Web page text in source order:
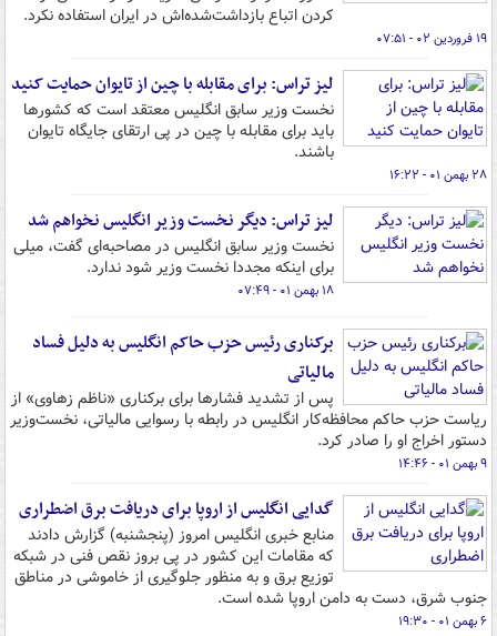
کردن اتباع بازداشت‌شده‌اش در ایران استفاده نکرد.
۱۹ فروردین ۰۲ - ۰۷:۵۱
لیز تراس: برای مقابله با چین از تایوان حمایت کنید
نخست وزیر سابق انگلیس معتقد است که کشورها
باید برای مقابله با چین در پی ارتقای جایگاه تایوان
باشند.
۲۸ بهمن ۰۱ - ۱۶:۲۲
لیز تراس: دیگر نخست وزیر انگلیس نخواهم شد
نخست وزیر سابق انگلیس در مصاحبه‌ای گفت، میلی
برای اینکه مجددا نخست وزیر شود ندارد.
۱۸ بهمن ۰۱ - ۰۷:۴۹
برکناری رئیس حزب حاکم انگلیس به دلیل فساد
مالیاتی
پس از تشدید فشارها برای برکناری «ناظم زهاوی» از
ریاست حزب حاکم محافظه‌کار انگلیس در رابطه با رسوایی مالیاتی، نخست‌وزیر
دستور اخراج او را صادر کرد.
۹ بهمن ۰۱ - ۱۴:۴۶
گدایی انگلیس از اروپا برای دریافت برق اضطراری
منابع خبری انگلیس امروز (پنجشنبه) گزارش دادند
که مقامات این کشور در پی بروز نقص فنی در شبکه
توزیع برق و به منظور جلوگیری از خاموشی در مناطق
جنوب شرق، دست به دامن اروپا شده است.
۶ بهمن ۰۱ - ۱۹:۳۰